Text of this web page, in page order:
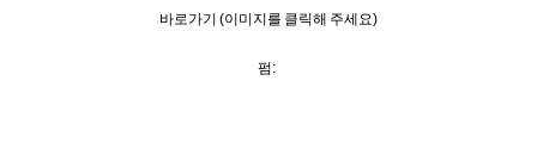
바로가기 (이미지를 클릭해 주세요)
펌: